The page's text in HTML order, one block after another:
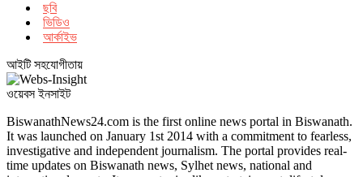
ছবি
ভিডিও
আর্কাইভ
আইটি সহযোগীতায়
ওয়েবস ইনসাইট
BiswanathNews24.com is the first online news portal in Biswanath.
It was launched on January 1st 2014 with a commitment to fearless,
investigative and independent journalism. The portal provides real-
time updates on Biswanath news, Sylhet news, national and